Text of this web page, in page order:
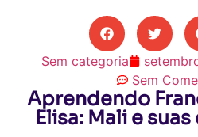
Sem categoria
Sem
Aprendendo
Elisa: Mali e